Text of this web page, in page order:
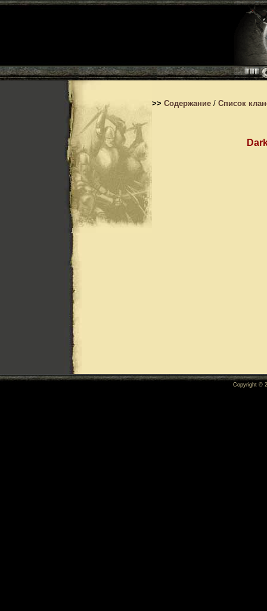
>> Содержание / Список
Copyright ©